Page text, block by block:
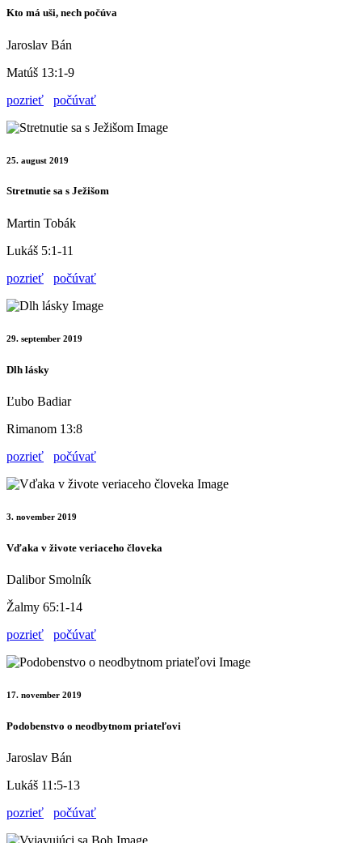
Kto má uši, nech počúva
Jaroslav Bán
Matúš 13:1-9
pozrieť
počúvať
25. august 2019
Stretnutie sa s Ježišom
Martin Tobák
Lukáš 5:1-11
pozrieť
počúvať
29. september 2019
Dlh lásky
Ľubo Badiar
Rimanom 13:8
pozrieť
počúvať
3. november 2019
Vďaka v živote veriaceho človeka
Dalibor Smolník
Žalmy 65:1-14
pozrieť
počúvať
17. november 2019
Podobenstvo o neodbytnom priateľovi
Jaroslav Bán
Lukáš 11:5-13
pozrieť
počúvať